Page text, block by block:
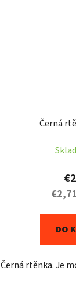
Černá
DO
Černá rtěnka. Je